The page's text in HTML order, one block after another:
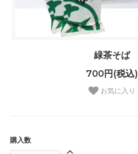
緑茶そば
700円(税込)
お気に入り
購入数